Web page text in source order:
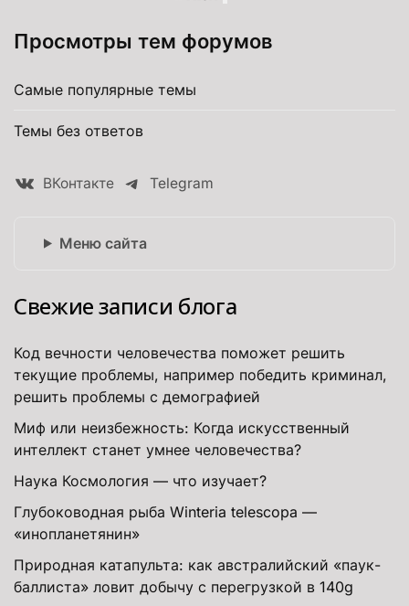
Просмотры тем форумов
Самые популярные темы
Темы без ответов
ВКонтакте Telegram
Меню сайта
Свежие записи блога
Код вечности человечества поможет решить
текущие проблемы, например победить криминал,
решить проблемы с демографией
Миф или неизбежность: Когда искусственный
интеллект станет умнее человечества?
Наука Космология — что изучает?
Глубоководная рыба Winteria telescopa —
«инопланетянин»
Природная катапульта: как австралийский «паук-
баллиста» ловит добычу с перегрузкой в 140g